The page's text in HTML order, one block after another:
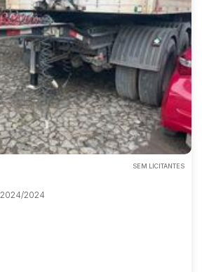
SEM LICITANTES
2024/2024